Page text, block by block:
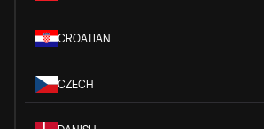
CROATIAN
CZECH